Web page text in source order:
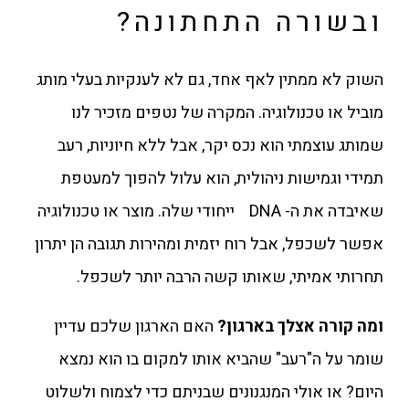
ובשורה התחתונה?
השוק לא ממתין לאף אחד, גם לא לענקיות בעלי מותג
מוביל או טכנולוגיה. המקרה של נטפים מזכיר לנו
שמותג עוצמתי הוא נכס יקר, אבל ללא חיוניות, רעב
תמידי וגמישות ניהולית, הוא עלול להפוך למעטפת
שאיבדה את ה- DNA ייחודי שלה. מוצר או טכנולוגיה
אפשר לשכפל, אבל רוח יזמית ומהירות תגובה הן יתרון
תחרותי אמיתי, שאותו קשה הרבה יותר לשכפל.
ומה קורה אצלך בארגון? האם הארגון שלכם עדיין
שומר על ה"רעב" שהביא אותו למקום בו הוא נמצא
היום? או אולי המנגנונים שבניתם כדי לצמוח ולשלוט